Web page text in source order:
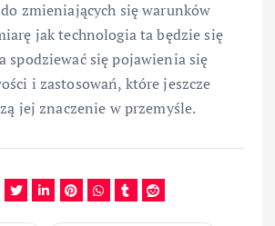
zmieniających się warunków
jak technologia ta będzie się
spodziewać się pojawienia się
i zastosowań, które jeszcze
jej znaczenie w przemyśle.